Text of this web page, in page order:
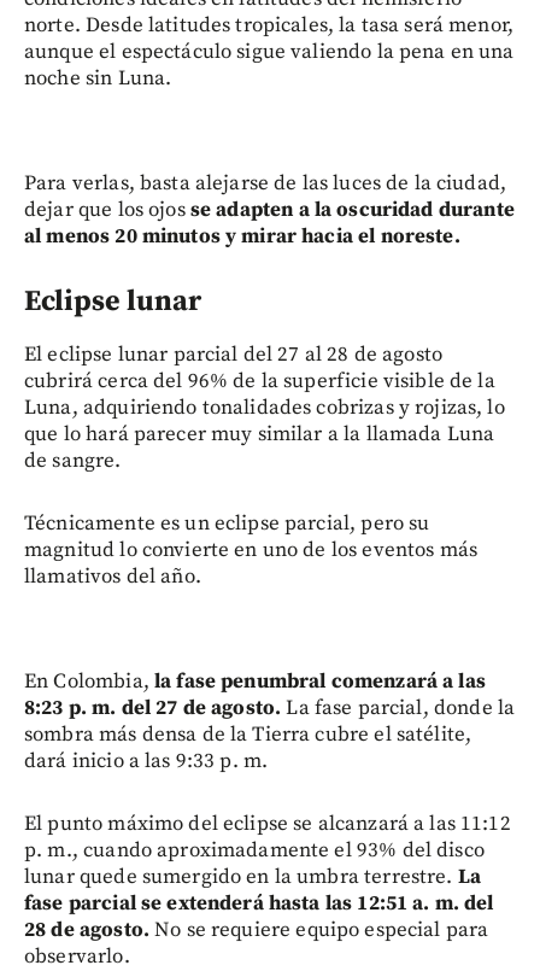
norte. Desde latitudes tropicales, la tasa será menor,
aunque el espectáculo sigue valiendo la pena en una
noche sin Luna.
Para verlas, basta alejarse de las luces de la ciudad,
dejar que los ojosse adapten a la oscuridad durante
al menos 20 minutos y mirar hacia el noreste.
Eclipse lunar
El eclipse lunar parcial del 27 al 28 de agosto
cubrirá cerca del 96% de la superficie visible de la
Luna, adquiriendo tonalidades cobrizas y rojizas, lo
que lo hará parecer muy similar a la llamada Luna
de sangre.
Técnicamente es un eclipse parcial, pero su
magnitud lo convierte en uno de los eventos más
llamativos del año.
En Colombia, la fase penumbral comenzará a las
8:23 p. m. del 27 de agosto. La fase parcial, donde la
sombra más densa de la Tierra cubre el satélite,
dará inicio a las 9:33 p. m.
El punto máximo del eclipse se alcanzará a las 11:12
p. m., cuando aproximadamente el 93% del disco
lunar quede sumergido en la umbra terrestre. La
fase parcial se extenderá hasta las 12:51 a. m. del
28 de agosto.No se requiere equipo especial para
observarlo.